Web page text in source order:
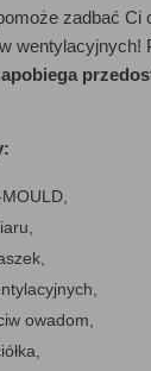
zadbać
wentylacyjnych!
owadom,